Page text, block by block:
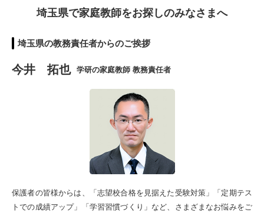
埼玉県で家庭教師をお探しのみなさまへ
埼玉県の教務責任者からのご挨拶
今井 拓也 学研の家庭教師 教務責任者
保護者の皆様からは、「志望校合格を見据えた受験対策」「定期テス
トでの成績アップ」「学習習慣づくり」など、さまざまなお悩みをご